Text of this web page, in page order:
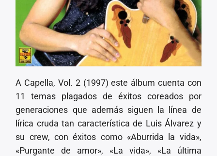
A Capella, Vol. 2 (1997) este álbum cuenta con
11 temas plagados de éxitos coreados por
generaciones que además siguen la línea de
lírica cruda tan característica de Luis Álvarez y
su crew, con éxitos como «Aburrida la vida»,
«Purgante de amor», «La vida», «La última